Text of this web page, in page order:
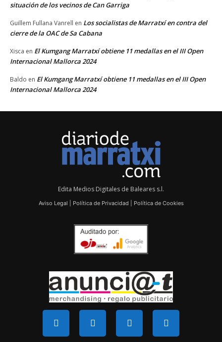
situación de los vecinos de Can Garriga
Guillem Fullana Vanrell en Los socialistas de Marratxí en contra del
cierre de la OAC de Sa Cabana
Xisca en El Kumgang Marratxí obtiene 11 medallas en el III Open
Internacional Mallorca 2024
Baldo en El Kumgang Marratxí obtiene 11 medallas en el III Open
Internacional Mallorca 2024
Edita Medios Digitales de Baleares s.l.
Aviso Legal Política de Privacidad Política de Cookies